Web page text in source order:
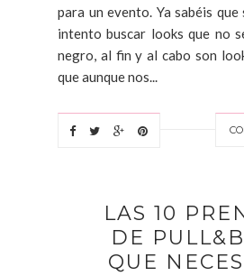
para un evento. Ya sabéis
intento buscar looks que no
negro, al fin y al cabo son
que aunque nos...
LAS 10
DE
QUE